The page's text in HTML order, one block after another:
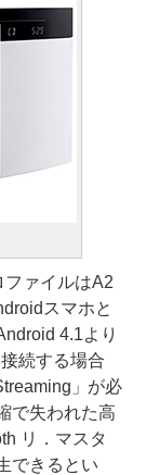
ァイルはA2
スマホと
4.1より
続する場合
」が必
で失われた高
リ．マスタ
できるとい